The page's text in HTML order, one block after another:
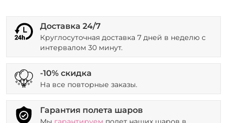
Доставка 24/7
Круглосуточная доставка 7 дней в неделю с
интервалом 30 минут.
-10% скидка
На все повторные заказы.
Гарантия полета шаров